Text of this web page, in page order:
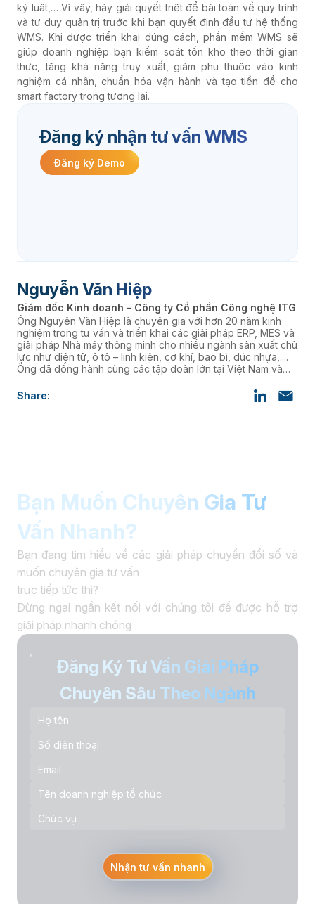
kỷ luật,… Vì vậy, hãy giải quyết triệt để bài toán về quy trình
và tư duy quản trị trước khi bạn quyết định đầu tư hệ thống
WMS. Khi được triển khai đúng cách, phần mềm WMS sẽ
giúp doanh nghiệp bạn kiểm soát tồn kho theo thời gian
thực, tăng khả năng truy xuất, giảm phụ thuộc vào kinh
nghiệm cá nhân, chuẩn hóa vận hành và tạo tiền đề cho
smart factory trong tương lai.
Đăng ký nhận tư vấn WMS
Đăng ký Demo
Nguyễn Văn Hiệp
Giám đốc Kinh doanh - Công ty Cổ phần Công nghệ ITG
Ông Nguyễn Văn Hiệp là chuyên gia với hơn 20 năm kinh
nghiệm trong tư vấn và triển khai các giải pháp ERP, MES và
giải pháp Nhà máy thông minh cho nhiều ngành sản xuất chủ
lực như điện tử, ô tô – linh kiện, cơ khí, bao bì, đúc nhựa,....
Ông đã đồng hành cùng các tập đoàn lớn tại Việt Nam và
vận hành và nâng cao năng lực cạnh tranh.
Share:
Bạn Muốn Chuyên Gia Tư
Vấn Nhanh?
Bạn đang tìm hiểu về các giải pháp chuyển đổi số và
muốn chuyên gia tư vấn
trực tiếp tức thì?
Đừng ngại ngần kết nối với chúng tôi để được hỗ trợ
giải pháp nhanh chóng
Đăng Ký Tư Vấn Giải Pháp
Chuyên Sâu Theo Ngành
Nhận tư vấn nhanh